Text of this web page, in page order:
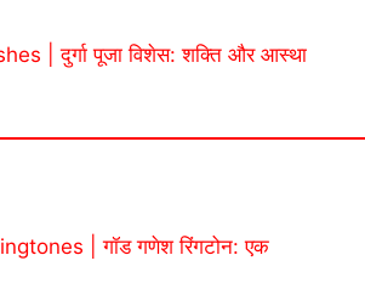
| दुर्गा पूजा विशेस: शक्ति और आस्था
| गॉड गणेश रिंगटोन: एक